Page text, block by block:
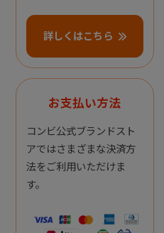
詳しくはこちら
お支払い方法
コンビ公式ブランドスト
アではさまざまな決済方
法をご利用いただけま
す。